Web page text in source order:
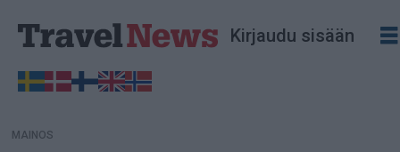
Kirjaudu sisään
MAINOS